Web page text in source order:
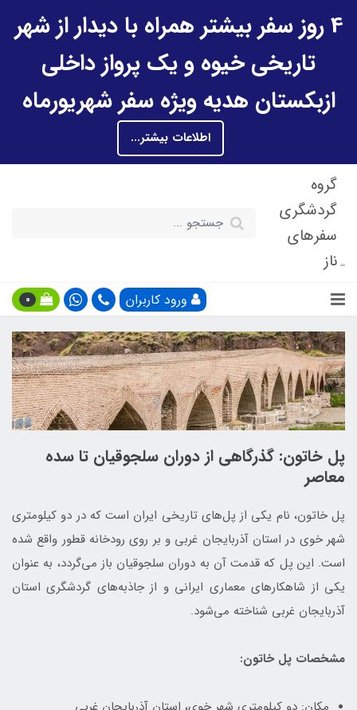
4 روز سفر بیشتر همراه با دیدار از شهر
تاریخی خیوه و یک پرواز داخلی
ازبکستان هدیه ویژه سفر شهریورماه
اطلاعات بیشتر...
گروه
گردشگری
سفرهای
ناز
ورود کاربران 0
پل خاتون: گذرگاهی از دوران سلجوقیان تا سده
معاصر
پل خاتون، نام یکی از پل‌های تاریخی ایران است که در دو کیلومتری
شهر خوی در استان آذربایجان غربی و بر روی رودخانه قطور واقع شده
است. این پل که قدمت آن به دوران سلجوقیان باز می‌گردد، به عنوان
یکی از شاهکارهای معماری ایرانی و از جاذبه‌های گردشگری استان
آذربایجان غربی شناخته می‌شود.
مشخصات پل خاتون: